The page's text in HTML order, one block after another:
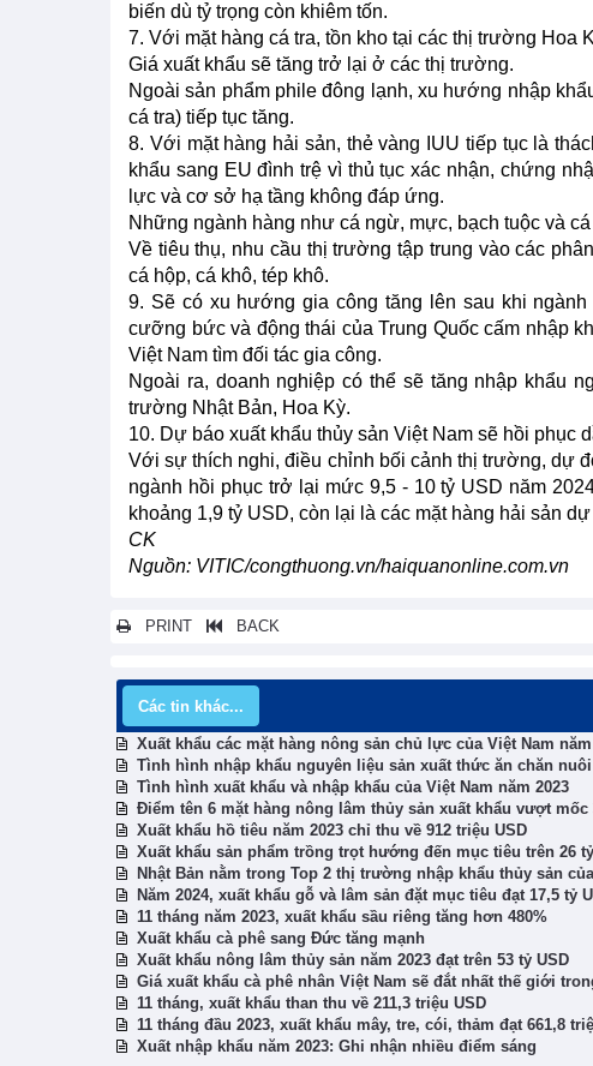
biến dù tỷ trọng còn khiêm tốn.
7. Với mặt hàng cá tra, tồn kho tại các thị trường Hoa
Giá xuất khẩu sẽ tăng trở lại ở các thị trường.
Ngoài sản phẩm phile đông lạnh, xu hướng nhập
cá tra) tiếp tục tăng.
8. Với mặt hàng hải sản, thẻ vàng IUU tiếp tục là
khẩu sang EU đình trệ vì thủ tục xác nhận, chứng
lực và cơ sở hạ tầng không đáp ứng.
Những ngành hàng như cá ngừ, mực, bạch tuộc và
Về tiêu thụ, nhu cầu thị trường tập trung vào các
cá hộp, cá khô, tép khô.
9. Sẽ có xu hướng gia công tăng lên sau khi
cưỡng bức và động thái của Trung Quốc cấm nhập
Việt Nam tìm đối tác gia công.
Ngoài ra, doanh nghiệp có thể sẽ tăng nhập khẩu
trường Nhật Bản, Hoa Kỳ.
10. Dự báo xuất khẩu thủy sản Việt Nam sẽ hồi phục
Với sự thích nghi, điều chỉnh bối cảnh thị trường, dự
ngành hồi phục trở lại mức 9,5 - 10 tỷ USD năm
khoảng 1,9 tỷ USD, còn lại là các mặt hàng hải sản
CK
Nguồn: VITIC/congthuong.vn/haiquanonline.com.vn
PRINT BACK
Các tin khác...
Xuất khẩu các mặt hàng nông sản chủ lực của Việt Nam
Tình hình nhập khẩu nguyên liệu sản xuất thức ăn chăn nuôi
Tình hình xuất khẩu và nhập khẩu của Việt Nam năm 2023
Điểm tên 6 mặt hàng nông lâm thủy sản xuất khẩu vượt mốc
Xuất khẩu hồ tiêu năm 2023 chỉ thu về 912 triệu USD
Xuất khẩu sản phẩm trồng trọt hướng đến mục tiêu trên 26
Nhật Bản nằm trong Top 2 thị trường nhập khẩu thủy sản
Năm 2024, xuất khẩu gỗ và lâm sản đặt mục tiêu đạt 17,5 tỷ
11 tháng năm 2023, xuất khẩu sầu riêng tăng hơn 480%
Xuất khẩu cà phê sang Đức tăng mạnh
Xuất khẩu nông lâm thủy sản năm 2023 đạt trên 53 tỷ USD
Giá xuất khẩu cà phê nhân Việt Nam sẽ đắt nhất thế giới
11 tháng, xuất khẩu than thu về 211,3 triệu USD
11 tháng đầu 2023, xuất khẩu mây, tre, cói, thảm đạt 661,8
Xuất nhập khẩu năm 2023: Ghi nhận nhiều điểm sáng